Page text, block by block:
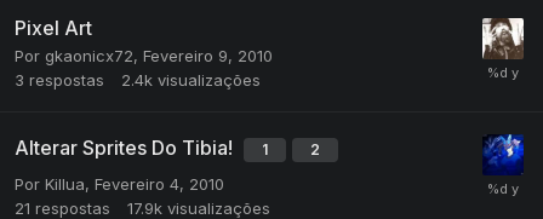
Pixel Art
Por gkaonicx72, Fevereiro 9, 2010
3 respostas 2.4k visualizações
Alterar Sprites Do Tibia! 1 2
Por Killua, Fevereiro 4, 2010
21 respostas 17.9k visualizações